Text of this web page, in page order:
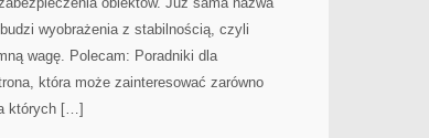
wyobrażenia z stabilnością, czyli
wagę. Polecam: Poradniki dla
która może zainteresować zarówno
których […]